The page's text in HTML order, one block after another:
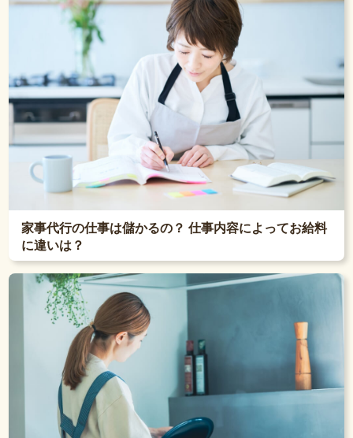
家事代行の仕事は儲かるの？ 仕事内容によってお給料
に違いは？